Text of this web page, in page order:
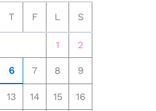
T F L S
1 2
6 7 8 9
13 14 15 16